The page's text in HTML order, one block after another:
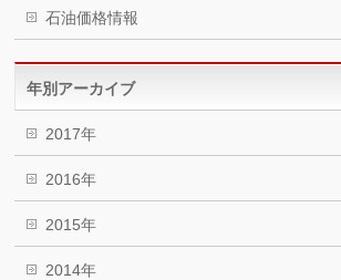
石油価格情報
年別アーカイブ
2017年
2016年
2015年
2014年